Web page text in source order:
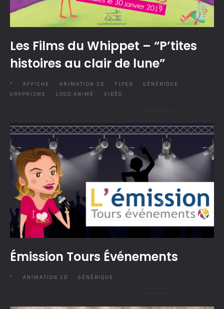
Les Films du Whippet – “P’tites
histoires au clair de lune”
* AFFICHE ANIMATION 2D FLYER
GÉNÉRIQUE
GRAPHISME
LOGO ANIMÉ VIDÉO
Émission Tours Événements
* ANIMATION 2D GÉNÉRIQUE